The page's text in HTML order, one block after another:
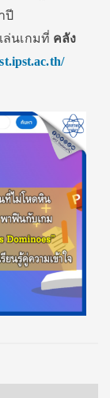
ปี
ล่นเกมที่ คลัง